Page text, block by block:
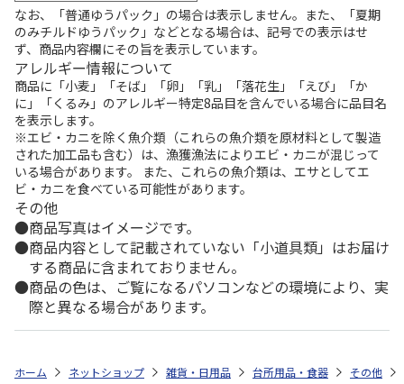
なお、「普通ゆうパック」の場合は表示しません。また、「夏期
のみチルドゆうパック」などとなる場合は、記号での表示はせ
ず、商品内容欄にその旨を表示しています。
アレルギー情報について
商品に「小麦」「そば」「卵」「乳」「落花生」「えび」「か
に」「くるみ」のアレルギー特定8品目を含んでいる場合に品目名
を表示します。
※エビ・カニを除く魚介類（これらの魚介類を原材料として製造
された加工品も含む）は、漁獲漁法によりエビ・カニが混じって
いる場合があります。 また、これらの魚介類は、エサとしてエ
ビ・カニを食べている可能性があります。
その他
商品写真はイメージです。
商品内容として記載されていない「小道具類」はお届け
する商品に含まれておりません。
商品の色は、ご覧になるパソコンなどの環境により、実
際と異なる場合があります。
ホーム ネットショップ 雑貨・日用品 台所用品・食器 その他